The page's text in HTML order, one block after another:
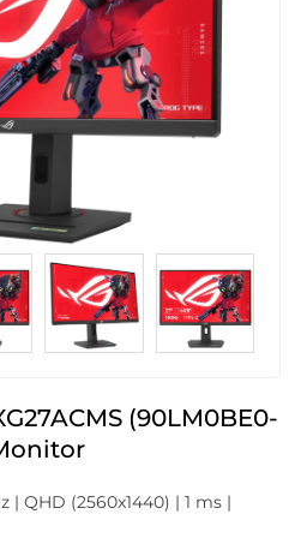
(90LM0BE0-
| QHD (2560x1440) | 1 ms |